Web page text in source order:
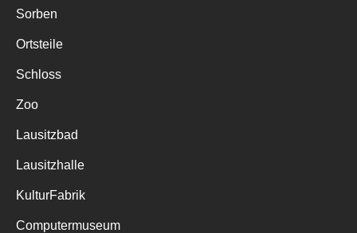
Sorben
Ortsteile
Schloss
Zoo
Lausitzbad
Lausitzhalle
KulturFabrik
Computermuseum